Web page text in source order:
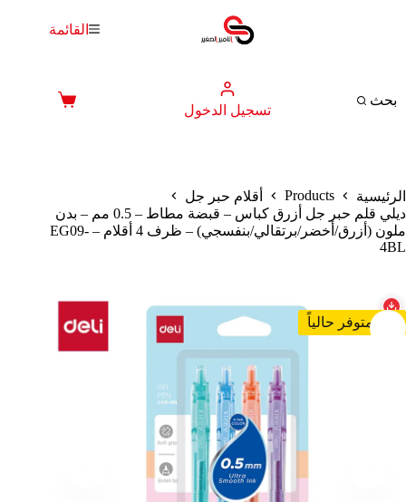
القائمة
بحث
تسجيل الدخول
عربة
الرئيسية Products
أقلام حبر جل
ديلي قلم حبر جل أزرق كباس – قبضة مطاط – 0.5 مم – بدن
ملون (أزرق/أخضر/برتقالي/بنفسجي) – ظرف 4 أقلام – EG09-
4BL
غير متوفر حالياً